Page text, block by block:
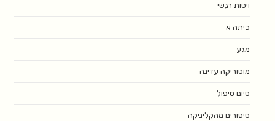
ויסות רגשי
כיתה א
מגע
מוטוריקה עדינה
סיום טיפול
סיפורים מהקליניקה